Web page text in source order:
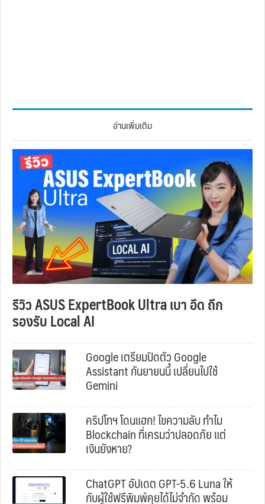
อ่านเพิ่มเติม
รีวิว ASUS ExpertBook Ultra เบา อึด ถึก
รองรับ Local AI
Google เตรียมปิดตัว Google
Assistant กันยายนนี้ เปลี่ยนไปใช้
Gemini
คริปโทฯ โดนแฮก! ไขความลับ ทำไม
Blockchain ที่เครมว่าปลอดภัย แต่
เงินยังหาย?
ChatGPT อัปเดต GPT-5.6 Luna ให้
กับผู้ใช้ฟรีพิมพ์คุยได้ไม่จำกัด พร้อม